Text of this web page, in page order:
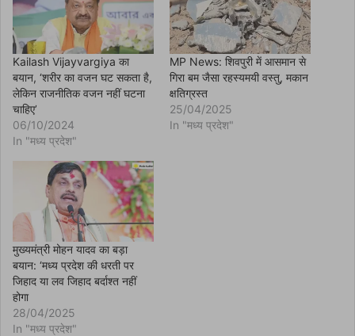
p
n
s
i
n
n
e
w
w
n
d
o
)
Kailash Vijayvargiya का
बयान, ‘शरीर का वजन घट सकता है,
लेकिन राजनीतिक वजन नहीं घटना
चाहिए’
06/10/2024
In "मध्य प्रदेश"
MP News: शिवपुरी में आसमान से
गिरा बम जैसा रहस्यमयी वस्तु, मकान
क्षतिग्रस्त
25/04/2025
In "मध्य प्रदेश"
मुख्यमंत्री मोहन यादव का बड़ा
बयान: ‘मध्य प्रदेश की धरती पर
जिहाद या लव जिहाद बर्दाश्त नहीं
होगा
28/04/2025
In "मध्य प्रदेश"